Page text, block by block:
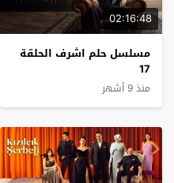
02:16:48
مسلسل حلم اشرف الحلقة
17
منذ 9 أشهر